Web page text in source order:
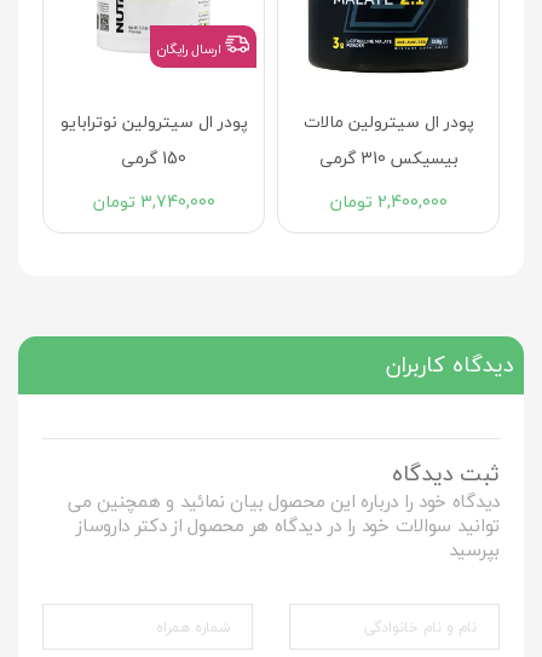
پودر ال سیترولین مالات
بیسیکس 310 گرمی
2,400,000 تومان
ارسال رایگان
پودر ال سیترولین نوترابایو
150 گرمی
3,740,000 تومان
دیدگاه کاربران
ثبت دیدگاه
دیدگاه خود را درباره این محصول بیان نمائید و همچنین می
توانید سوالات خود را در دیدگاه هر محصول از دکتر داروساز
بپرسید